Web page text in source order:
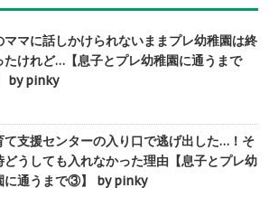
ママに話しかけられないままプレ幼稚園は終
たけれど…【息子とプレ幼稚園に通うまで
by pinky
て支援センターの入り口で逃げ出した…！そ
どうしても入れなかった理由【息子とプレ幼
に通うまで③】 by pinky